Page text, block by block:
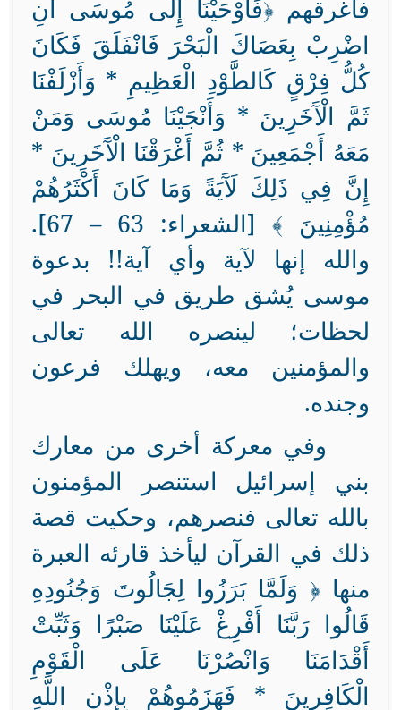
فأغرقهم ﴿فَأَوْحَيْنَا إِلَى مُوسَى أَنِ
اضْرِبْ بِعَصَاكَ الْبَحْرَ فَانْفَلَقَ فَكَانَ
كُلُّ فِرْقٍ كَالطَّوْدِ الْعَظِيمِ * وَأَزْلَفْنَا
ثَمَّ الْآَخَرِينَ * وَأَنْجَيْنَا مُوسَى وَمَنْ
مَعَهُ أَجْمَعِينَ * ثُمَّ أَغْرَقْنَا الْآَخَرِينَ *
إِنَّ فِي ذَلِكَ لَآَيَةً وَمَا كَانَ أَكْثَرُهُمْ
مُؤْمِنِينَ ﴾ [الشعراء: 63 – 67].
والله إنها لآية وأي آية!! بدعوة
موسى يُشق طريق في البحر في
لحظات؛ لينصره الله تعالى
والمؤمنين معه، ويهلك فرعون
وجنده.
وفي معركة أخرى من معارك
بني إسرائيل استنصر المؤمنون
بالله تعالى فنصرهم، وحكيت قصة
ذلك في القرآن ليأخذ قارئه العبرة
منها ﴿ وَلَمَّا بَرَزُوا لِجَالُوتَ وَجُنُودِهِ
قَالُوا رَبَّنَا أَفْرِغْ عَلَيْنَا صَبْرًا وَثَبِّتْ
أَقْدَامَنَا وَانْصُرْنَا عَلَى الْقَوْمِ
الْكَافِرِينَ * فَهَزَمُوهُمْ بِإِذْنِ اللَّهِ